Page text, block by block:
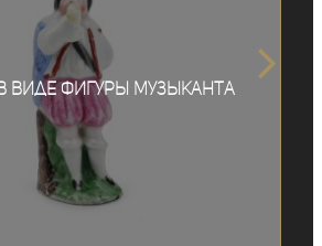
виде фигуры музыканта